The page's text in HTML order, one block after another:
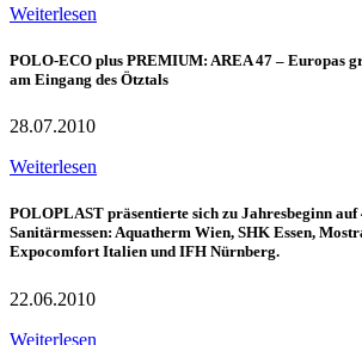
Weiterlesen
POLO-ECO plus PREMIUM: AREA 47 – Europas
am Eingang des Ötztals
28.07.2010
Weiterlesen
POLOPLAST präsentierte sich zu Jahresbeginn auf
Sanitärmessen: Aquatherm Wien, SHK Essen,
Expocomfort Italien und IFH Nürnberg.
22.06.2010
Weiterlesen